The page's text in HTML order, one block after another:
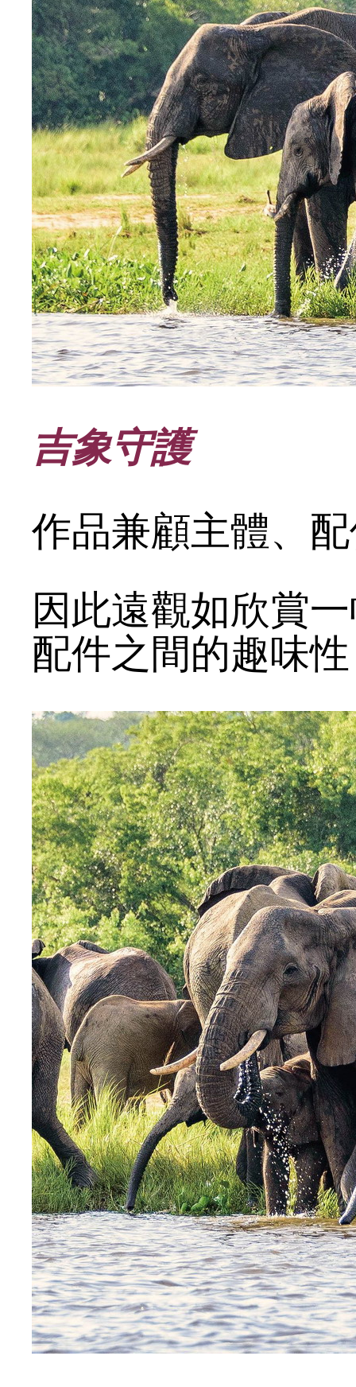
吉象守護
作品兼顧主體、
因此遠觀如欣賞
配件之間的趣味性